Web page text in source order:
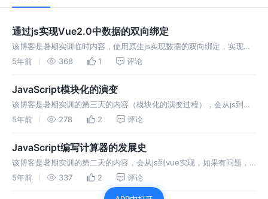
通过js实现Vue2.0中数据的双向绑定
该博客是暑期实训临时内容，使用原生js实现数据的双向绑定，实现
Vue中v-model的功能，如果有问题，请评论提醒我，引入的部分会在
5年前 368 1 评论
JavaScript模块化的演变
该博客是暑期实训的第三天的内容（模块化的演变过程），会从js到
vue实现，如果有问题，请评论提醒我，引入的部分会在结尾注明。
5年前 278 2 评论
JavaScript编写计算器的发展史
该博客是暑期实训的第二天的内容，会从js到vue实现，如果有问题，
请评论提醒我，引入的部分会在结尾注明，如果你看到这里或者正好对
你有所帮助，希望能点个关注或者推荐，感谢
5年前 337 2 评论